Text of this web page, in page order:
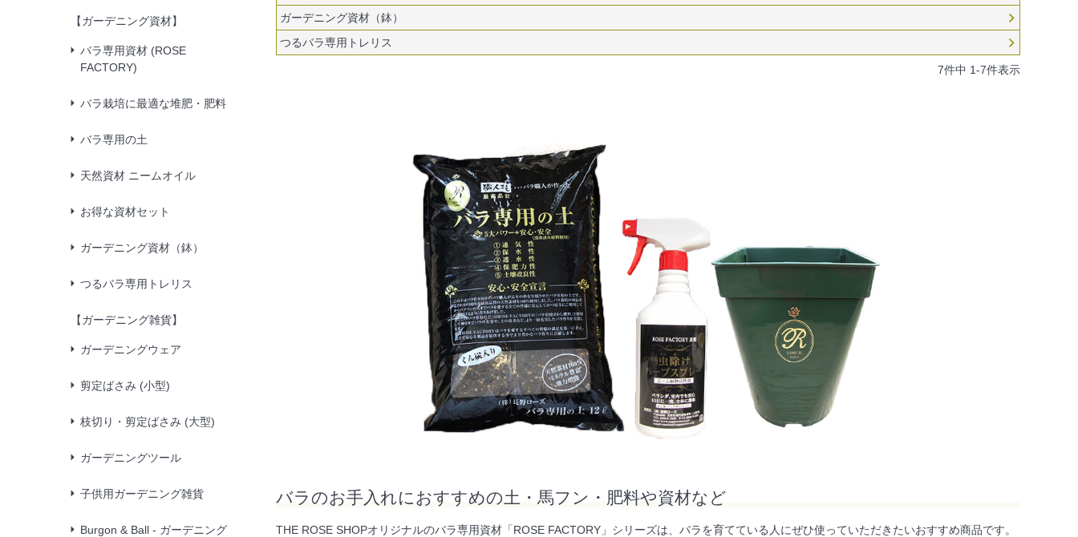
【ガーデニング資材】
バラ専用資材 (ROSE
FACTORY)
バラ栽培に最適な堆肥・肥料
バラ専用の土
天然資材 ニームオイル
お得な資材セット
ガーデニング資材（鉢）
つるバラ専用トレリス
【ガーデニング雑貨】
ガーデニングウェア
剪定ばさみ (小型)
枝切り・剪定ばさみ (大型)
ガーデニングツール
子供用ガーデニング雑貨
Burgon & Ball - ガーデニング
ガーデニング資材（鉢）
つるバラ専用トレリス
7件中 1-7件表示
バラのお手入れにおすすめの土・馬フン・肥料や資材など
THE ROSE SHOPオリジナルのバラ専用資材「ROSE FACTORY」シリーズは、バラを育てている人にぜひ使っていただきたいおすすめ商品です。